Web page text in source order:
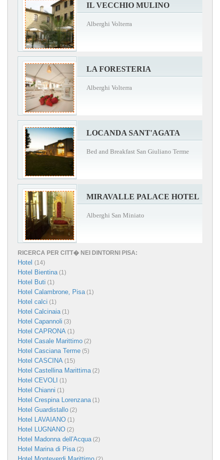
IL VECCHIO MULINO
Alberghi Volterra
LA FORESTERIA
Alberghi Volterra
LOCANDA SANT'AGATA
Bed and Breakfast San Giuliano Terme
MIRAVALLE PALACE HOTEL
Alberghi San Miniato
RICERCA PER CITT� NEI DINTORNI PISA:
Hotel (14)
Hotel Bientina (1)
Hotel Buti (1)
Hotel Calambrone, Pisa (1)
Hotel calci (1)
Hotel Calcinaia (1)
Hotel Capannoli (3)
Hotel CAPRONA (1)
Hotel Casale Marittimo (2)
Hotel Casciana Terme (5)
Hotel CASCINA (15)
Hotel Castellina Marittima (2)
Hotel CEVOLI (1)
Hotel Chianni (1)
Hotel Crespina Lorenzana (1)
Hotel Guardistallo (2)
Hotel LAVAIANO (1)
Hotel LUGNANO (2)
Hotel Madonna dell'Acqua (2)
Hotel Marina di Pisa (2)